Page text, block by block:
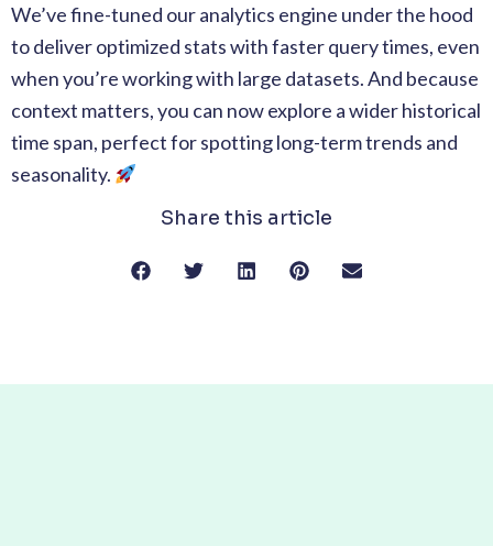
We’ve fine-tuned our analytics engine under the hood
to deliver optimized stats with faster query times, even
when you’re working with large datasets. And because
context matters, you can now explore a wider historical
time span, perfect for spotting long-term trends and
seasonality.
Share this article